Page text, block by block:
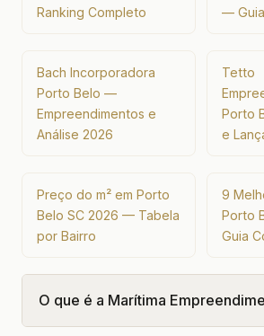
Ranking Completo
—
Bach Incorporadora
Porto Belo —
Empreendimentos e
Análise 2026
Tetto
Porto
e
Preço do m² em Porto
Belo SC 2026 — Tabela
por Bairro
9
Porto
Guia
O que é a Marítima